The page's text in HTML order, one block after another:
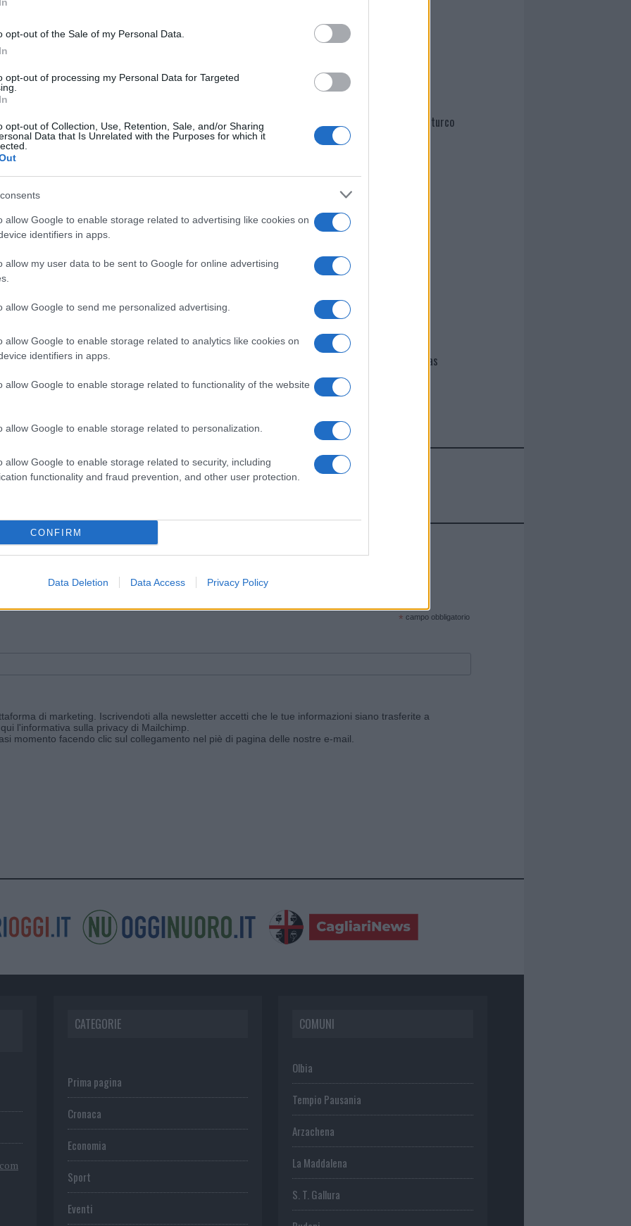
opt-out of the Sale of my Personal Data.
opt-out of processing my Personal Data for Targeted
opt-out of Collection, Use, Retention, Sale, and/or Sharing
Data that Is Unrelated with the Purposes for which it
allow Google to enable storage related to advertising like cookies on
identifiers in apps.
allow my user data to be sent to Google for online advertising
allow Google to send me personalized advertising.
allow Google to enable storage related to analytics like cookies on
identifiers in apps.
allow Google to enable storage related to functionality of the website
allow Google to enable storage related to personalization.
allow Google to enable storage related to security, including
functionality and fraud prevention, and other user protection.
CONFIRM
Data Deletion Data Access Privacy Policy
di GalluraOggi.it
news da
Prossimo articolo
Martina Agostina Diturco
I nostri cari
I nostri cari
Giovannimaria Cabras
Invia un Comunicato Stampa|Pubblicità|Segnala
e ricevi le nostre email periodiche contenenti le ultime notizie pubblicate sul sito web!
* campo obbligatorio
di marketing. Iscrivendoti alla newsletter accetti che le tue informazioni siano trasferite a
l'informativa sulla privacy di Mailchimp
momento facendo clic sul collegamento nel piè di pagina delle nostre e-mail.
CATEGORIE
Prima pagina
Cronaca
Economia
Sport
Eventi
COMUNI
Olbia
Tempio Pausania
Arzachena
La Maddalena
S. T. Gallura